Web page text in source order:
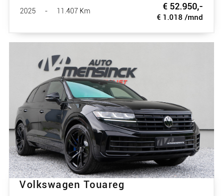
2025 - 11.407 Km € 52.950,-
€ 1.018 /mnd
Volkswagen Touareg